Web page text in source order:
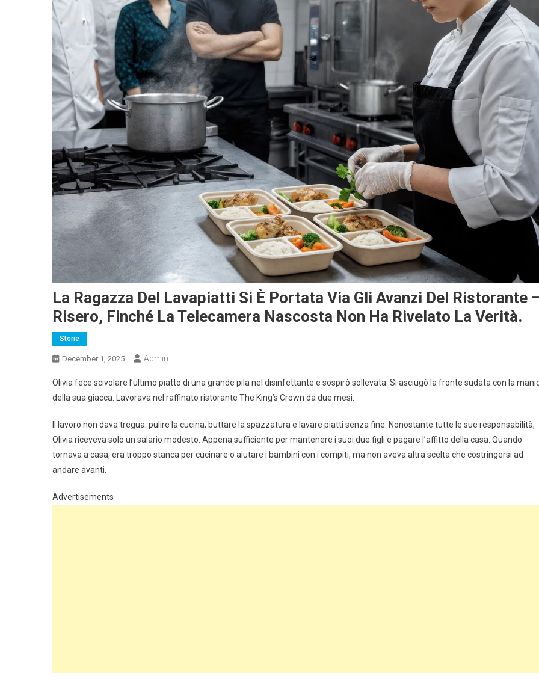
La Ragazza Del Lavapiatti Si È Portata Via Gli Avanzi Del Ristorante
Risero, Finché La Telecamera Nascosta Non Ha Rivelato La Verità.
Storie
December 1, 2025 Admin
Olivia fece scivolare l’ultimo piatto di una grande pila nel disinfettante e sospirò sollevata. Si asciugò la fronte sudata con la
della sua giacca. Lavorava nel raffinato ristorante The King’s Crown da due mesi.
Il lavoro non dava tregua: pulire la cucina, buttare la spazzatura e lavare piatti senza fine. Nonostante tutte le sue responsabilità,
Olivia riceveva solo un salario modesto. Appena sufficiente per mantenere i suoi due figli e pagare l’affitto della casa. Quando
tornava a casa, era troppo stanca per cucinare o aiutare i bambini con i compiti, ma non aveva altra scelta che costringersi ad
andare avanti.
Advertisements